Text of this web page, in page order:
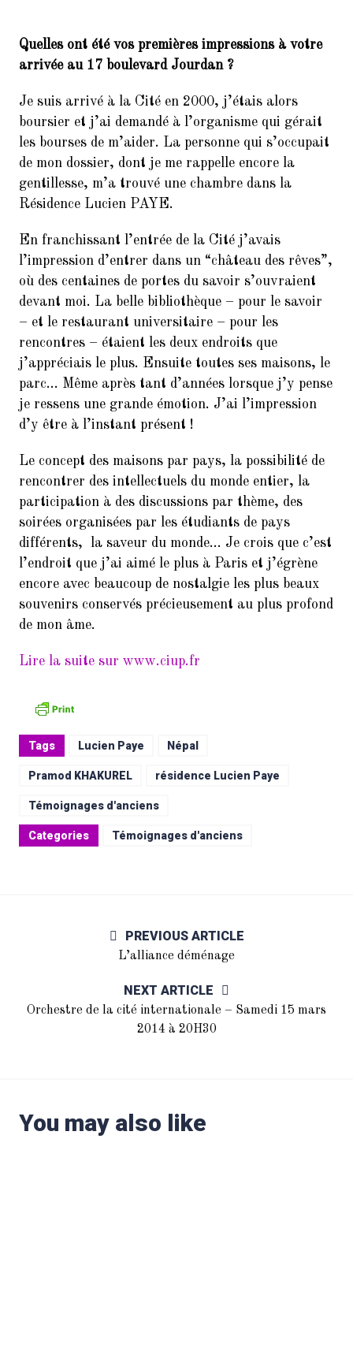
Quelles ont été vos premières impressions à votre
arrivée au 17 boulevard Jourdan ?
Je suis arrivé à la Cité en 2000, j’étais alors
boursier et j’ai demandé à l’organisme qui gérait
les bourses de m’aider. La personne qui s’occupait
de mon dossier, dont je me rappelle encore la
gentillesse, m’a trouvé une chambre dans la
Résidence Lucien PAYE.
En franchissant l’entrée de la Cité j’avais
l’impression d’entrer dans un “château des rêves”,
où des centaines de portes du savoir s’ouvraient
devant moi. La belle bibliothèque – pour le savoir
– et le restaurant universitaire – pour les
rencontres – étaient les deux endroits que
j’appréciais le plus. Ensuite toutes ses maisons, le
parc… Même après tant d’années lorsque j’y pense
je ressens une grande émotion. J’ai l’impression
d’y être à l’instant présent !
Le concept des maisons par pays, la possibilité de
rencontrer des intellectuels du monde entier, la
participation à des discussions par thème, des
soirées organisées par les étudiants de pays
différents, la saveur du monde… Je crois que c’est
l’endroit que j’ai aimé le plus à Paris et j’égrène
encore avec beaucoup de nostalgie les plus beaux
souvenirs conservés précieusement au plus profond
de mon âme.
Lire la suite sur www.ciup.fr
Tags Lucien Paye Népal
Pramod KHAKUREL résidence Lucien Paye
Témoignages d'anciens
Categories Témoignages d'anciens
PREVIOUS ARTICLE
L’alliance déménage
NEXT ARTICLE
Orchestre de la cité internationale – Samedi 15 mars
2014 à 20H30
You may also like